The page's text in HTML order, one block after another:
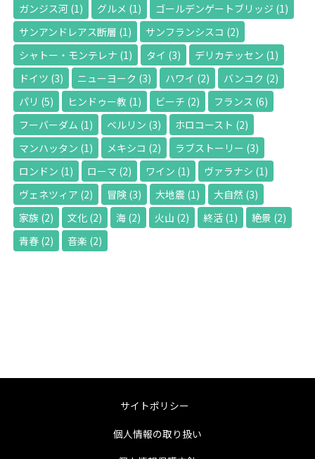
ガンジス河(1) グルメ (1) ゴールデンゲートブリッジ (1)
サンアンドレアス断層 (1) サンフランシスコ (2)
シャトー・モンテレナ (1) タイ (3) デリカテッセン (1)
ドイツ (3) ニューヨーク (3) ハワイ (2) バンコク (2)
パリ (5) ヒンドゥー教 (1) ビーチ (2) フランス (6)
フーバーダム (1) ベルリン (3) ホロコースト (2)
マンハッタン (1) メキシコ (2) ラブストーリー (3)
ロンドン (1) ローマ (2) ワイン (1) ヴァラナシ (1)
ヴェネツィア (2) 冒険(3) 大地震(1) 大自然 (3)
家族 (2) 文化(2) 海(2) 火山 (2) 終活(1) 絶景 (2)
青春(2) 音楽 (2)
サイトポリシー
個人情報の取り扱い